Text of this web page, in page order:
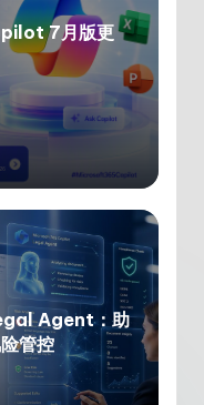
7月版更
Agent：助
管控